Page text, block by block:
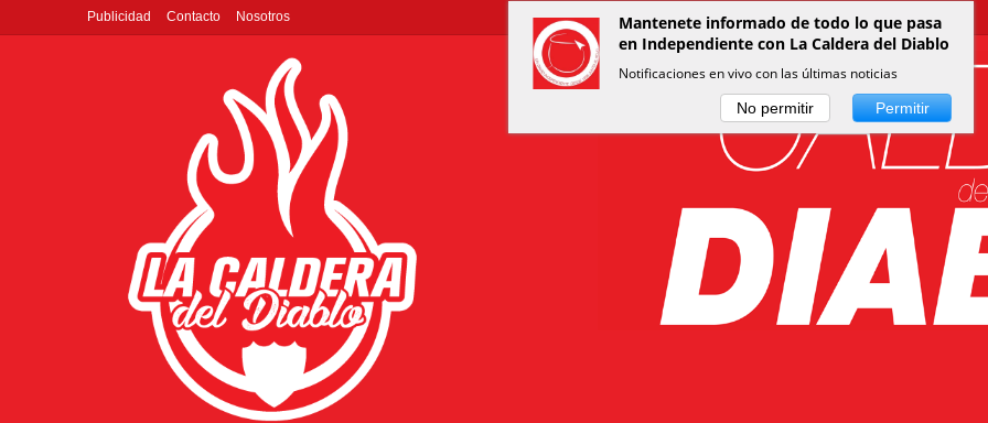
Publicidad Contacto Nosotros
Mantenete informado de todo lo que pasa
en Independiente con La Caldera del Diablo
Notificaciones en vivo con las últimas noticias
No permitir Permitir